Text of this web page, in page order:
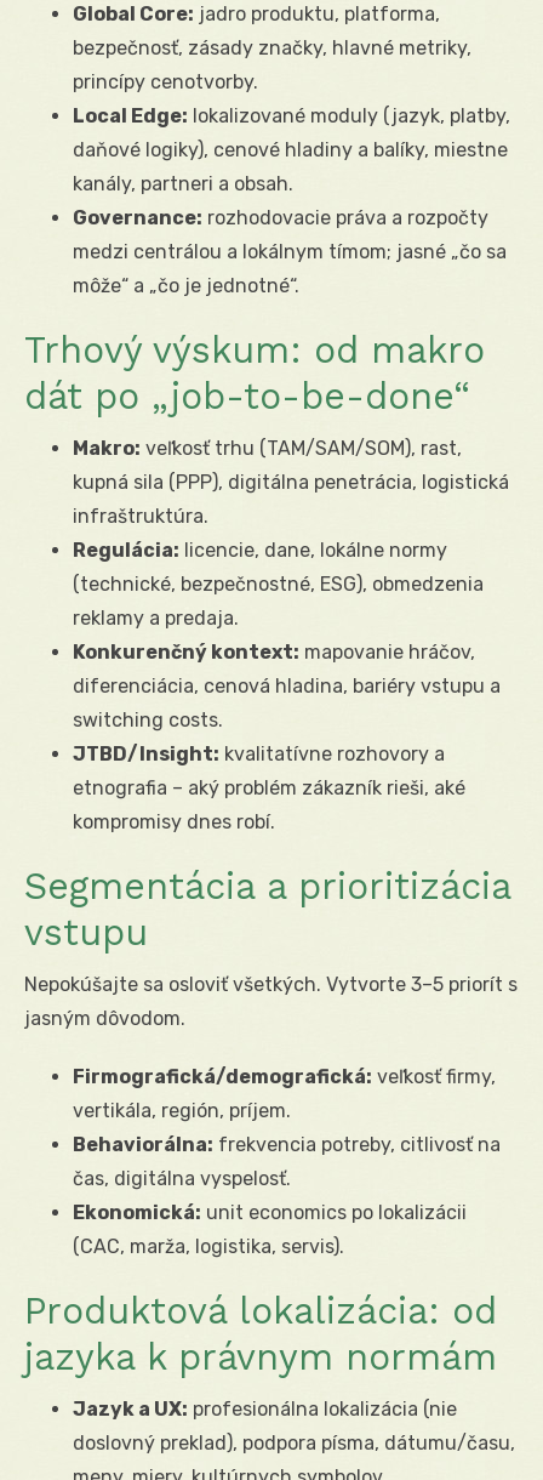
Global Core: jadro produktu, platforma,
bezpečnosť, zásady značky, hlavné metriky,
princípy cenotvorby.
Local Edge: lokalizované moduly (jazyk, platby,
daňové logiky), cenové hladiny a balíky, miestne
kanály, partneri a obsah.
Governance: rozhodovacie práva a rozpočty
medzi centrálou a lokálnym tímom; jasné „čo sa
môže“ a „čo je jednotné“.
Trhový výskum: od makro
dát po „job-to-be-done“
Makro: veľkosť trhu (TAM/SAM/SOM), rast,
kupná sila (PPP), digitálna penetrácia, logistická
infraštruktúra.
Regulácia: licencie, dane, lokálne normy
(technické, bezpečnostné, ESG), obmedzenia
reklamy a predaja.
Konkurenčný kontext: mapovanie hráčov,
diferenciácia, cenová hladina, bariéry vstupu a
switching costs.
JTBD/Insight: kvalitatívne rozhovory a
etnografia – aký problém zákazník rieši, aké
kompromisy dnes robí.
Segmentácia a prioritizácia
vstupu
Nepokúšajte sa osloviť všetkých. Vytvorte 3–5 priorít s
jasným dôvodom.
Firmografická/demografická: veľkosť firmy,
vertikála, región, príjem.
Behaviorálna: frekvencia potreby, citlivosť na
čas, digitálna vyspelosť.
Ekonomická: unit economics po lokalizácii
(CAC, marža, logistika, servis).
Produktová lokalizácia: od
jazyka k právnym normám
Jazyk a UX: profesionálna lokalizácia (nie
doslovný preklad), podpora písma, dátumu/času,